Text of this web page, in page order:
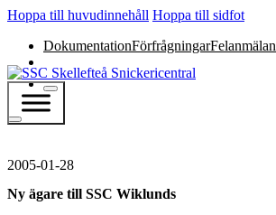
Hoppa till huvudinnehåll Hoppa till sidfot
DokumentationFörfrågningarFelanmälan
2005-01-28
Ny ägare till SSC Wiklunds